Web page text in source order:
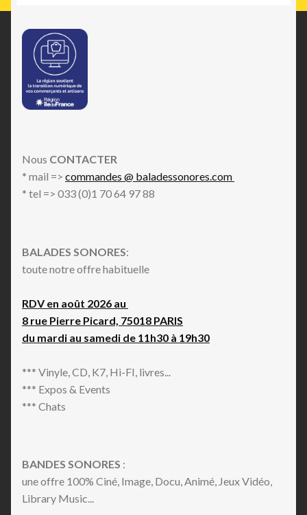
Nous CONTACTER
* mail => commandes @ baladessonores.com
* tel => 033 (0)1 70 64 97 88
BALADES SONORES:
toute notre offre habituelle
RDV en août 2026 au
8 rue Pierre Picard, 75018 PARIS
du mardi au samedi de 11h30 à 19h30
*** Vinyle, CD, K7, Hi-FI, livres...
*** Expos & Events
*** Chats
BANDES SONORES :
une offre 100% Ciné, Image, Docu, Animé, Jeux Vidéo,
Library Music...